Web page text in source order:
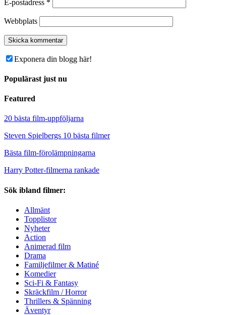
E-postadress *
Webbplats
Exponera din blogg här!
Populärast just nu
Featured
20 bästa film-uppföljarna
Steven Spielbergs 10 bästa filmer
Bästa film-förolämpningarna
Harry Potter-filmerna rankade
Sök ibland filmer:
Allmänt
Topplistor
Nyheter
Action
Animerad film
Drama
Familjefilmer & Matiné
Komedier
Sci-Fi & Fantasy
Skräckfilm / Horror
Thrillers & Spänning
Äventyr